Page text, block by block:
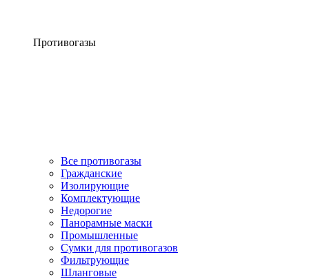
Противогазы
Все противогазы
Гражданские
Изолирующие
Комплектующие
Недорогие
Панорамные маски
Промышленные
Сумки для противогазов
Фильтрующие
Шланговые